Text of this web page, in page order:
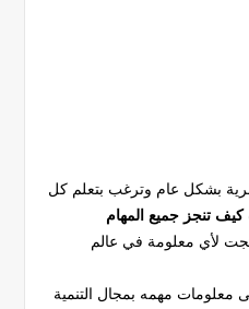
بشكل عام وترغب بتعلم كل
كيف تنجز جميع المهام
لأي معلومة في عالم
مهمه بمجال التنمية